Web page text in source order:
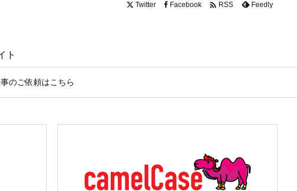
ト
のご依頼はこちら
Twitter Facebook  RSS Feedly